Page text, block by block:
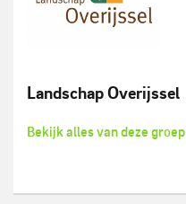
Landschap Overijssel
Bekijk alles van deze groep